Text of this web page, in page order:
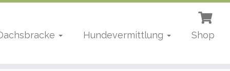
Hundevermittlung Shop